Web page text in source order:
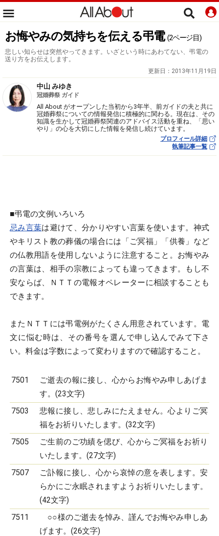
お悔やみの気持ちを伝える弔電 (2ページ目)
悲しい知らせは突然やってきます。いざという時にあわてない、弔電の
送り方をお伝えします。
更新日： 2013年11月19日
中山 みゆき
冠婚葬祭 ガイド
All About がオープンした当初から3年半、前ガイドの夫と共に
冠婚葬祭についての情報発信に積極的に関わる。現在は、その
知識を生かして冠婚葬祭関連のアドバイス活動を重ね、「思い
やり」の心を大切にした情報を発信し続けています。
プロフィール詳細
執筆記事一覧
■弔電の文例いろいろ
忌み言葉は避けて、分かりやすい言葉を使います。神式
やキリスト教の葬儀の場合には「ご冥福」「供養」など
の仏教用語を使用しないように注意すること。お悔やみ
の言葉は、相手の宗教によっても違ってきます。もし不
安ならば、ＮＴＴの電報オペレーターに相談することも
できます。
またＮＴＴには弔電例がたくさん用意されています。電
文に悩む時は、その番号を選んで申し込んでみて下さ
い。料金は字数によって変わりますので確認すること。
7501
ご逝去の報に接し、心からお悔やみ申しあげま
す。(23文字)
7503
悲報に接し、悲しみにたえません。心よりご冥
福をお祈りいたします。(32文字)
7505
ご生前のご功績を偲び、心からご冥福をお祈り
いたします。(27文字)
7507
ご訃報に接し、心から哀悼の意を表します。安
らかにご永眠されますようお祈りいたします。
(42文字)
7511
○○様のご逝去を悼み、謹んでお悔やみ申しあ
げます。(26文字)